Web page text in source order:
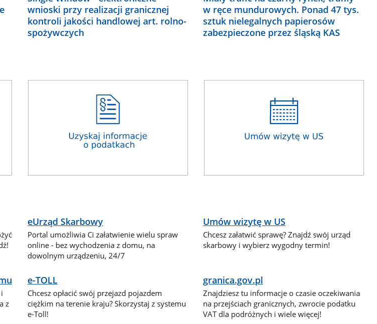
wnioski przy realizacji granicznej
kontroli jakości handlowej art. rolno-
spożywczych
w ręce mundurowych. Ponad 47 tys.
sztuk nielegalnych papierosów
zabezpieczone przez śląską KAS
eUrząd Skarbowy
Portal umożliwia Ci załatwienie wielu spraw
online - bez wychodzenia z domu, na
dowolnym urządzeniu, 24/7
Umów wizytę w US
Chcesz załatwić sprawę? Znajdź swój urząd
skarbowy i wybierz wygodny termin!
z
e-TOLL
Chcesz opłacić swój przejazd pojazdem
ciężkim na terenie kraju? Skorzystaj z systemu
e-Toll!
granica.gov.pl
Znajdziesz tu informacje o czasie oczekiwania
na przejściach granicznych, zwrocie podatku
VAT dla podróżnych i wiele więcej!